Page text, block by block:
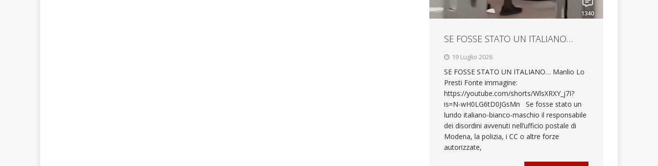
SE FOSSE STATO UN ITALIANO…
19 Luglio 2026
SE FOSSE STATO UN ITALIANO… Manlio Lo
Presti Fonte immagine:
https://youtube.com/shorts/WlsXRXY_j7I?
is=N-wH0LG6tD0JGsMn Se fosse stato un
lurido italiano-bianco-maschio il responsabile
dei disordini avvenuti nell’ufficio postale di
Modena, la polizia, i CC o altre forze
autorizzate,